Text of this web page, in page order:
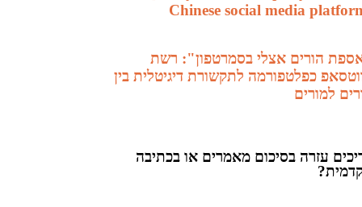
Chinese social media
הורים אצלי בסמרטפון": רשת
כפלטפורמה לתקשורת דיגיטלית בין
למורים
עזרה בסיכום מאמרים או בכתיבה